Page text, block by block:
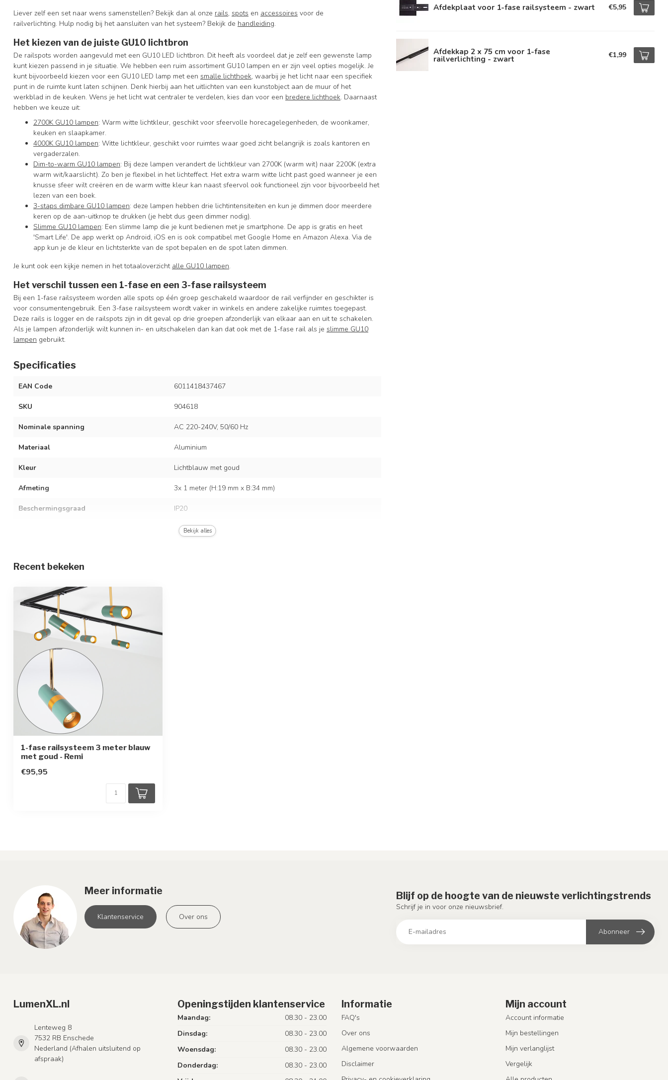
Liever zelf een set naar wens samenstellen? Bekijk dan al onze rails, spots en accessoires voor de
railverlichting. Hulp nodig bij het aansluiten van het systeem? Bekijk de handleiding.
Het kiezen van de juiste GU10 lichtbron
De railspots worden aangevuld met een GU10 LED lichtbron. Dit heeft als voordeel dat je zelf een gewenste lamp
kunt kiezen passend in je situatie. We hebben een ruim assortiment GU10 lampen en er zijn veel opties mogelijk. Je
kunt bijvoorbeeld kiezen voor een GU10 LED lamp met een smalle lichthoek, waarbij je het licht naar een specifiek
punt in de ruimte kunt laten schijnen. Denk hierbij aan het uitlichten van een kunstobject aan de muur of het
werkblad in de keuken. Wens je het licht wat centraler te verdelen, kies dan voor een bredere lichthoek. Daarnaast
hebben we keuze uit:
2700K GU10 lampen: Warm witte lichtkleur, geschikt voor sfeervolle horecagelegenheden, de woonkamer,
keuken en slaapkamer.
4000K GU10 lampen: Witte lichtkleur, geschikt voor ruimtes waar goed zicht belangrijk is zoals kantoren en
vergaderzalen.
Dim-to-warm GU10 lampen: Bij deze lampen verandert de lichtkleur van 2700K (warm wit) naar 2200K (extra
warm wit/kaarslicht). Zo ben je flexibel in het lichteffect. Het extra warm witte licht past goed wanneer je een
knusse sfeer wilt creëren en de warm witte kleur kan naast sfeervol ook functioneel zijn voor bijvoorbeeld het
lezen van een boek.
3-staps dimbare GU10 lampen: deze lampen hebben drie lichtintensiteiten en kun je dimmen door meerdere
keren op de aan-uitknop te drukken (je hebt dus geen dimmer nodig).
Slimme GU10 lampen: Een slimme lamp die je kunt bedienen met je smartphone. De app is gratis en heet
'Smart Life'. De app werkt op Android, iOS en is ook compatibel met Google Home en Amazon Alexa. Via de
app kun je de kleur en lichtsterkte van de spot bepalen en de spot laten dimmen.
Je kunt ook een kijkje nemen in het totaaloverzicht alle GU10 lampen.
Het verschil tussen een 1-fase en een 3-fase railsysteem
Bij een 1-fase railsysteem worden alle spots op één groep geschakeld waardoor de rail verfijnder en geschikter is
voor consumentengebruik. Een 3-fase railsysteem wordt vaker in winkels en andere zakelijke ruimtes toegepast.
Deze rails is logger en de railspots zijn in dit geval op drie groepen afzonderlijk van elkaar aan en uit te schakelen.
Als je lampen afzonderlijk wilt kunnen in- en uitschakelen dan kan dat ook met de 1-fase rail als je slimme GU10
lampen gebruikt.
Specificaties
EAN Code 6011418437467
SKU 904618
Nominale spanning AC 220-240V, 50/60 Hz
Materiaal Aluminium
Kleur Lichtblauw met goud
Afmeting 3x 1 meter (H:19 mm x B:34 mm)
Beschermingsgraad IP20
Bekijk alles
Afdekplaat voor 1-fase railsysteem - zwart €5,95
Afdekkap 2 x 75 cm voor 1-fase
railverlichting - zwart €1,99
Recent bekeken
1-fase railsysteem 3 meter blauw
met goud - Remi
€95,95
Meer informatie
Klantenservice Over ons
Blijf op de hoogte van de nieuwste verlichtingstrends
Schrijf je in voor onze nieuwsbrief.
Abonneer
LumenXL.nl
Lenteweg 8
7532 RB Enschede
Nederland (Afhalen uitsluitend op
afspraak)
Openingstijden klantenservice
Maandag:
08.30 - 23.00
Dinsdag:
08.30 - 23.00
Woensdag:
08.30 - 23.00
Donderdag:
08.30 - 23.00
Informatie
FAQ's
Over ons
Algemene voorwaarden
Disclaimer
Mijn account
Account informatie
Mijn bestellingen
Mijn verlanglijst
Vergelijk